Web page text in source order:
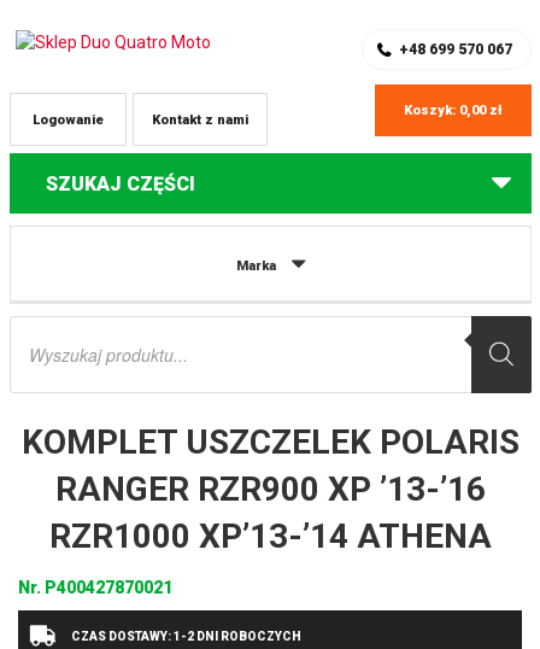
+48 699 570 067
Kontakt z nami
Logowanie
Koszyk: 0,00 zł
SZUKAJ CZĘŚCI
Marka
Wyszukiwarka
Części do quadów Polaris
KOMPLET USZCZELEK POLARIS
RANGER RZR900 XP ’13-’16
RZR1000 XP’13-’14 ATHENA
Nr. P400427870021
CZAS DOSTAWY: 1-2 DNI ROBOCZYCH